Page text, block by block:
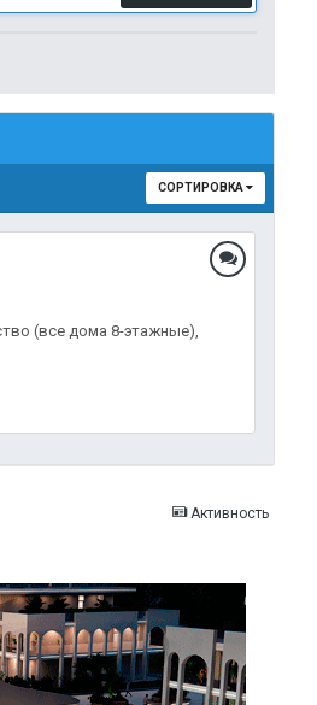
СОРТИРОВКА
(все дома 8-этажные),
Активность